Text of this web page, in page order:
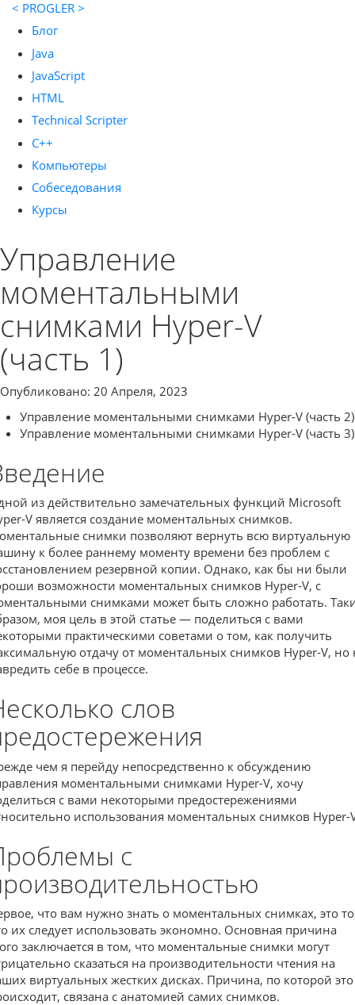
< PROGLER >
Блог
Java
JavaScript
HTML
Technical Scripter
C++
Компьютеры
Собеседования
Курсы
Управление
моментальными
снимками Hyper-V
(часть 1)
Опубликовано: 20 Апреля, 2023
Управление моментальными снимками Hyper-V (часть 2)
Управление моментальными снимками Hyper-V (часть 3)
из действительно замечательных функций Microsoft
V является создание моментальных снимков.
снимки позволяют вернуть всю виртуальную
к более раннему моменту времени без проблем с
резервной копии. Однако, как бы ни были
возможности моментальных снимков Hyper-V, с
снимками может быть сложно работать.
моя цель в этой статье — поделиться с вами
практическими советами о том, как получить
отдачу от моментальных снимков Hyper-V, но
себе в процессе.
слов
чем я перейду непосредственно к обсуждению
моментальными снимками Hyper-V, хочу
с вами некоторыми предостережениями
использования моментальных снимков Hyper-
с
что вам нужно знать о моментальных снимках, это
их следует использовать экономно. Основная причина
заключается в том, что моментальные снимки могут
сказаться на производительности чтения на
виртуальных жестких дисках. Причина, по которой это
связана с анатомией самих снимков.